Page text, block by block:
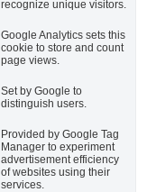
recognize unique visitors.
Google Analytics sets this
cookie to store and count
page views.
Set by Google to
distinguish users.
Provided by Google Tag
Manager to experiment
advertisement efficiency
of websites using their
services.